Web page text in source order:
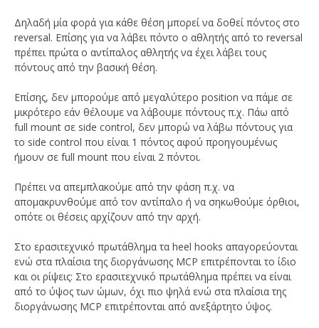
Δηλαδή μία φορά για κάθε θέση μπορεί να δοθεί πόντος στο
reversal. Επίσης για να λάβει πόντο ο αθλητής από το reversal
πρέπει πρώτα ο αντίπαλος αθλητής να έχει λάβει τους
πόντους από την βασική θέση.
Επίσης, δεν μπορούμε από μεγαλύτερο position να πάμε σε
μικρότερο εάν θέλουμε να λάβουμε πόντους π.χ. Πάω από
full mount σε side control, δεν μπορώ να λάβω πόντους για
το side control που είναι 1 πόντος αφού προηγουμένως
ήμουν σε full mount που είναι 2 πόντοι.
Πρέπει να απεμπλακούμε από την φάση π.χ. να
απομακρυνθούμε από τον αντίπαλο ή να σηκωθούμε όρθιοι,
οπότε οι θέσεις αρχίζουν από την αρχή.
Στο ερασιτεχνικό πρωτάθλημα τα heel hooks απαγορεύονται
ενώ στα πλαίσια της διοργάνωσης MCP επιτρέπονται το ίδιο
και οι ρίψεις: Στο ερασιτεχνικό πρωτάθλημα πρέπει να είναι
από το ύψος των ώμων, όχι πιο ψηλά ενώ στα πλαίσια της
διοργάνωσης MCP επιτρέπονται από ανεξάρτητο ύψος.